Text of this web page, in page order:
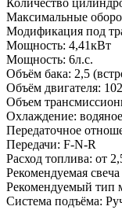
Количество
Максимальные
Модификация под
Мощность: 4,41кВт
Мощность: 6л.с.
Объём бака: 2,5
Объём двигателя:
Объем
Охлаждение: водяное
Передаточное
Передачи: F-N-R
Расход топлива: от
Рекомендуемая
Рекомендуемый тип
Система подъёма: